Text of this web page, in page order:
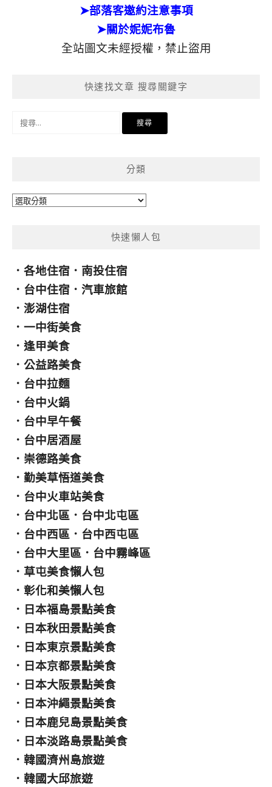
➤部落客邀約注意事項
➤關於妮妮布魯
全站圖文未經授權，禁止盜用
快速找文章 搜尋關鍵字
分類
分
快速懶人包
． 各地住宿 ． 南投住宿
． 台中住宿 ． 汽車旅館
． 澎湖住宿
． 一中街美食
． 逢甲美食
． 公益路美食
． 台中拉麵
． 台中火鍋
． 台中早午餐
． 台中居酒屋
． 崇德路美食
． 勤美草悟道美食
． 台中火車站美食
． 台中北區 ． 台中北屯區
． 台中西區 ． 台中西屯區
． 台中大里區 ． 台中霧峰區
． 草屯美食懶人包
． 彰化和美懶人包
． 日本福島景點美食
． 日本秋田景點美食
． 日本東京景點美食
． 日本京都景點美食
． 日本大阪景點美食
． 日本沖繩景點美食
． 日本鹿兒島景點美食
． 日本淡路島景點美食
． 韓國濟州島旅遊
． 韓國大邱旅遊